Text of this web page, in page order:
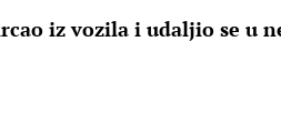
iz vozila i udaljio se u